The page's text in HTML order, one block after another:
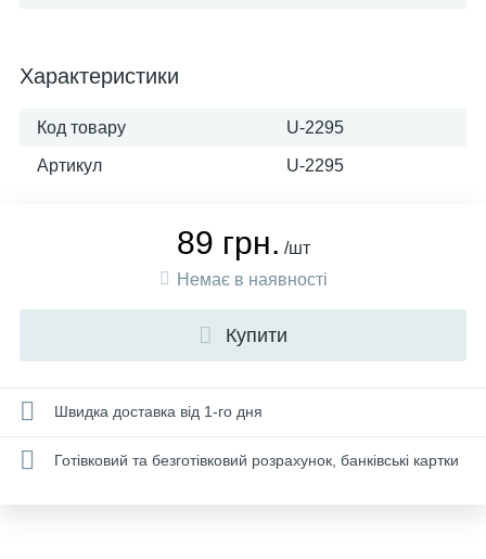
Характеристики
Код товару U-2295
Артикул U-2295
89 грн. /шт
Немає в наявності
Купити
Швидка доставка від 1-го дня
Готівковий та безготівковий розрахунок, банківські картки